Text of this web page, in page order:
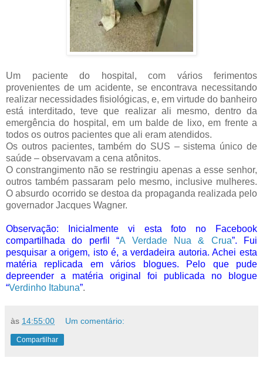
Um paciente do hospital, com vários ferimentos
provenientes de um acidente, se encontrava necessitando
realizar necessidades fisiológicas, e, em virtude do banheiro
está interditado, teve que realizar ali mesmo, dentro da
emergência do hospital, em um balde de lixo, em frente a
todos os outros pacientes que ali eram atendidos.
Os outros pacientes, também do SUS – sistema único de
saúde – observavam a cena atônitos.
O constrangimento não se restringiu apenas a esse senhor,
outros também passaram pelo mesmo, inclusive mulheres.
O absurdo ocorrido se destoa da propaganda realizada pelo
governador Jacques Wagner.
Observação: Inicialmente vi esta foto no Facebook
compartilhada do perfil “A Verdade Nua & Crua”. Fui
pesquisar a origem, isto é, a verdadeira autoria. Achei esta
matéria replicada em vários blogues. Pelo que pude
depreender a matéria original foi publicada no blogue
“Verdinho Itabuna”.
às 14:55:00 Um comentário:
Compartilhar